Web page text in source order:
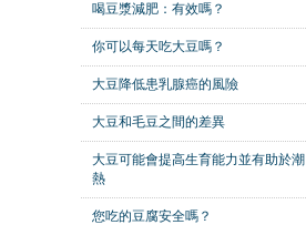
喝豆漿減肥：有效嗎？
你可以每天吃大豆嗎？
大豆降低患乳腺癌的風險
大豆和毛豆之間的差異
大豆可能會提高生育能力並有助於潮
熱
您吃的豆腐安全嗎？